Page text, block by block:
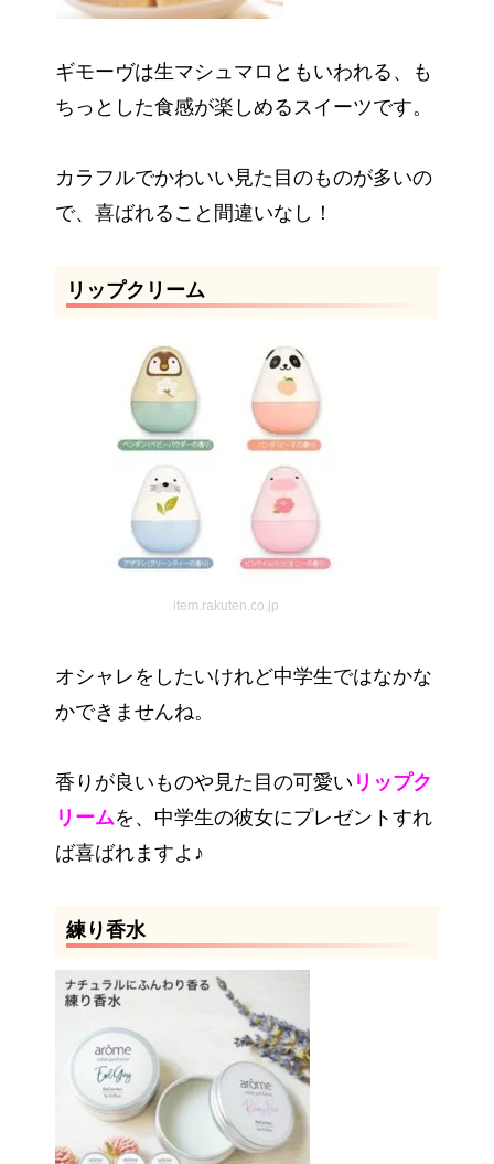
ギモーヴは生マシュマロともいわれる、も
ちっとした食感が楽しめるスイーツです。
カラフルでかわいい見た目のものが多いの
で、喜ばれること間違いなし！
リップクリーム
item.rakuten.co.jp
オシャレをしたいけれど中学生ではなかな
かできませんね。
香りが良いものや見た目の可愛い リップク
リームを、中学生の彼女にプレゼントすれ
ば喜ばれますよ♪
練り香水